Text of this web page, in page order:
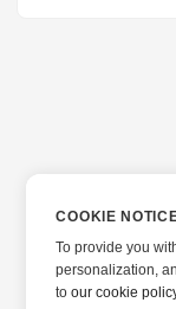
COOKIE
To provide you
personalization,
toour cookie